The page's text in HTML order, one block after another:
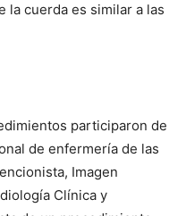
la cuerda es similar a las
participaron de
de enfermería de las
Imagen
Clínica y